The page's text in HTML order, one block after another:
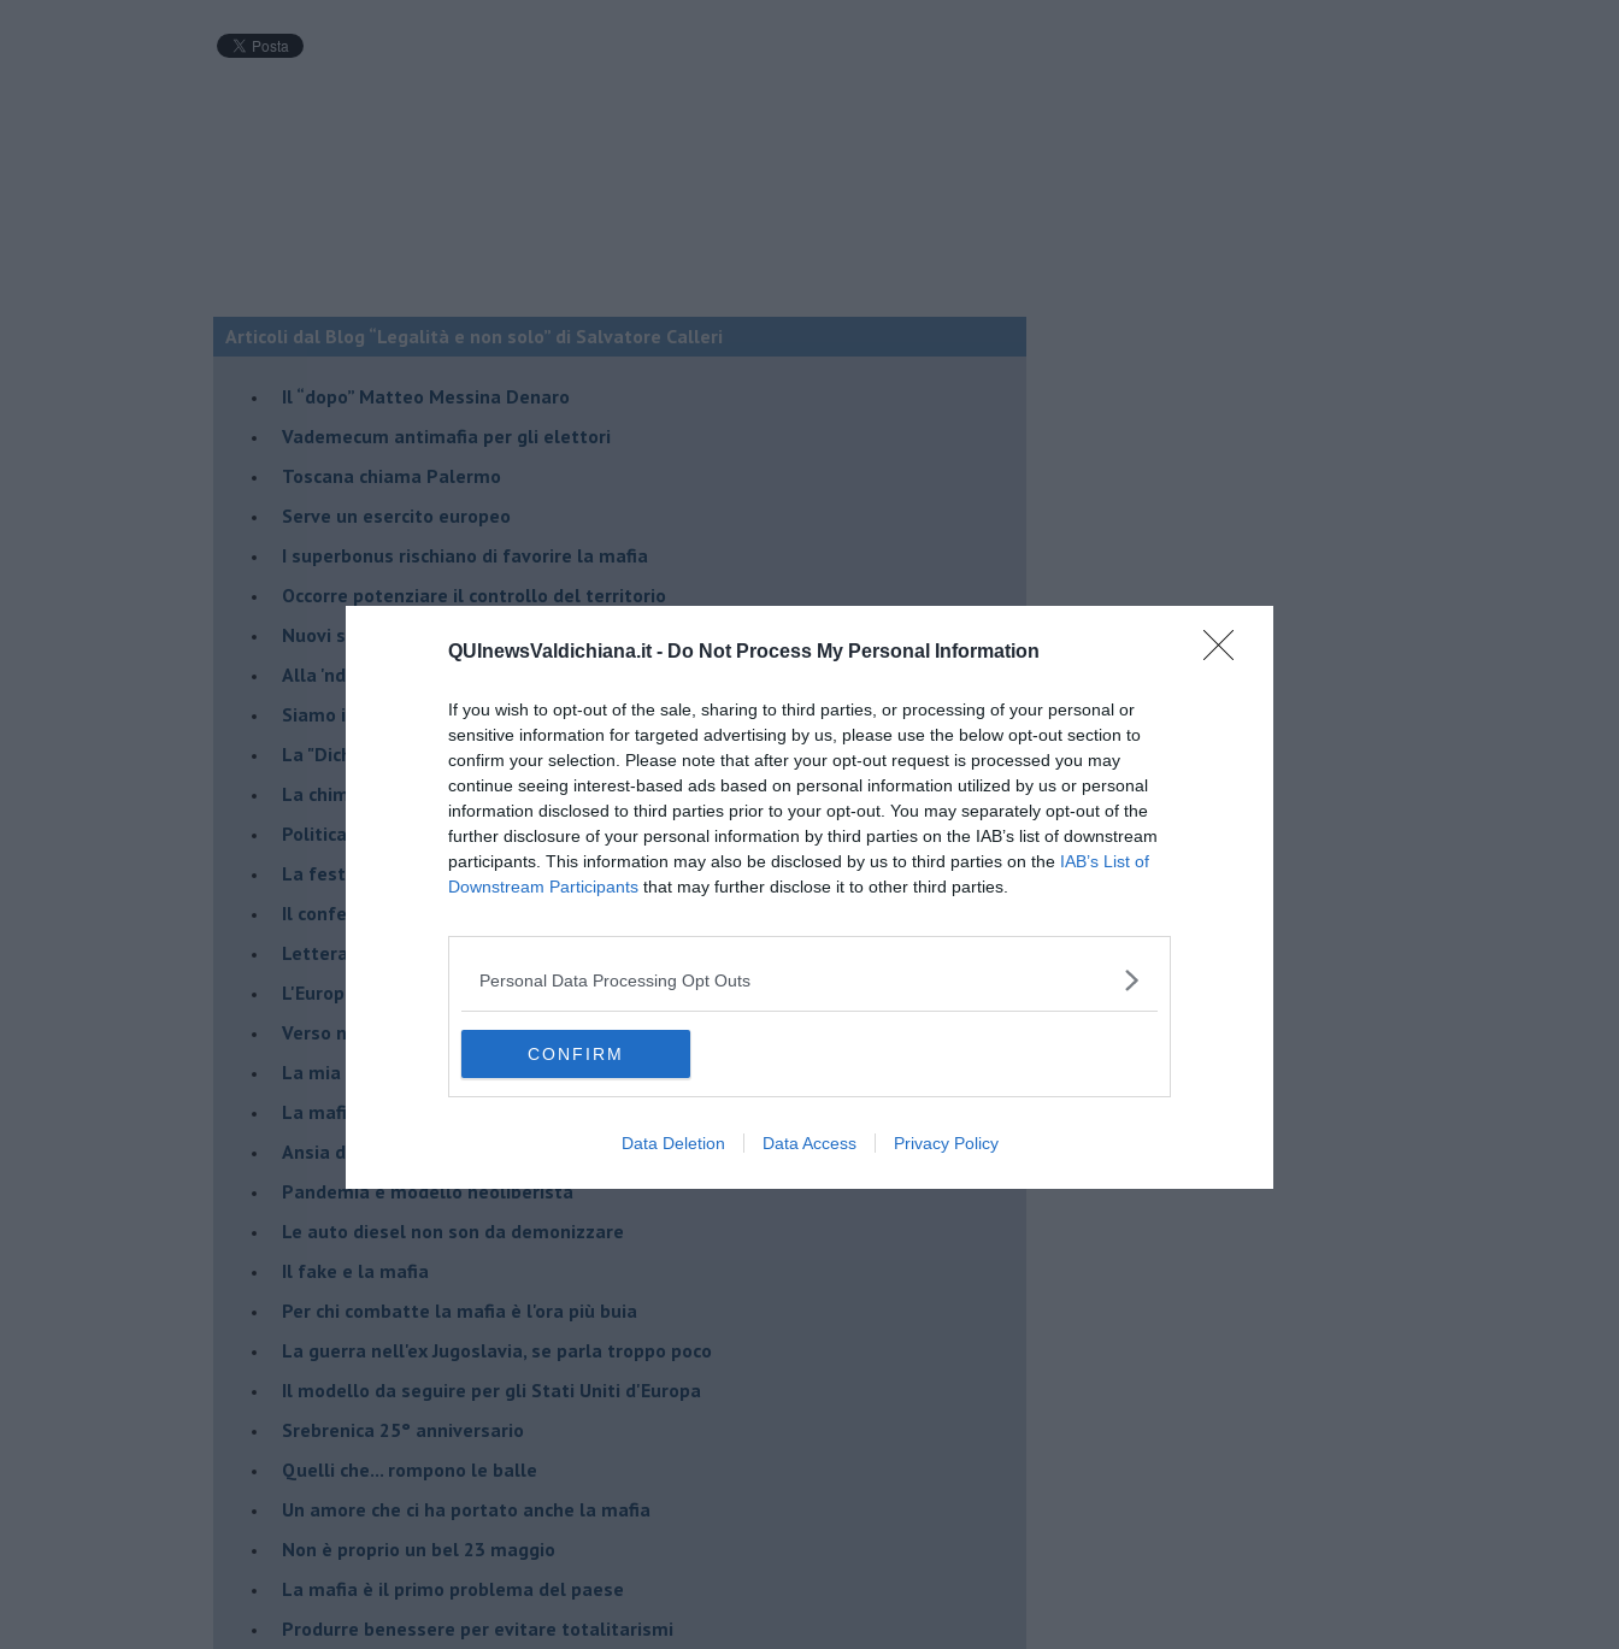
QUInewsValdichiana.it - Do Not Process My Personal Information
If you wish to opt-out of the sale, sharing to third parties, or processing of your personal or
sensitive information for targeted advertising by us, please use the below opt-out section to
confirm your selection. Please note that after your opt-out request is processed you may
continue seeing interest-based ads based on personal information utilized by us or personal
information disclosed to third parties prior to your opt-out. You may separately opt-out of the
further disclosure of your personal information by third parties on the IAB’s list of downstream
participants. This information may also be disclosed by us to third parties on the IAB’s List of
Downstream Participants that may further disclose it to other third parties.
Personal Data Processing Opt Outs
CONFIRM
Data Deletion Data Access Privacy Policy
Articoli dal Blog “Legalità e non solo” di Salvatore Calleri
Il “dopo” Matteo Messina Denaro
Vademecum antimafia per gli elettori
Toscana chiama Palermo
Serve un esercito europeo
I superbonus rischiano di favorire la mafia
Occorre potenziare il controllo del territorio
​Nuovi scenari narcos a Firenze?
Alla 'ndrangheta piace la Toscana
Siamo in una situazione di Red Alert
La "Dichiarazione di Vallombrosa"
La chimera dell'esercito europeo
Politicamente scorrevole
La festa dell'Europa
Il confederalismo è un nodo che viene al pettine
Lettera al Presidente Draghi
L'Europa non regge il confronto con USA, Russia e Cina
Verso nuovi modelli economici postpandemia
​La mia generazione... Quella dell'alluvione 1966
​La mafia sanitaria ai tempi del covid
Ansia da Covid
Pandemia e modello neoliberista
Le auto diesel non son da demonizzare
​Il fake e la mafia
Per chi combatte la mafia è l'ora più buia
La guerra nell'ex Jugoslavia, se parla troppo poco
Il modello da seguire per gli Stati Uniti d'Europa
Srebrenica 25° anniversario
Quelli che... rompono le balle
Un amore che ci ha portato anche la mafia
Non è proprio un bel 23 maggio
La mafia è il primo problema del paese
Produrre benessere per evitare totalitarismi